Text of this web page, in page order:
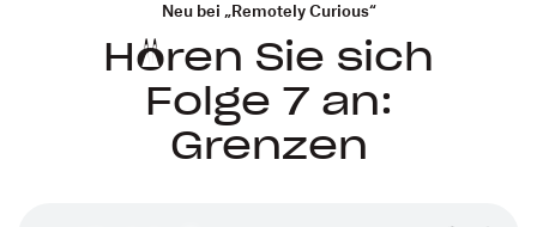
Neu bei „Remotely Curious“
Hören Sie sich
Folge 7 an:
Grenzen